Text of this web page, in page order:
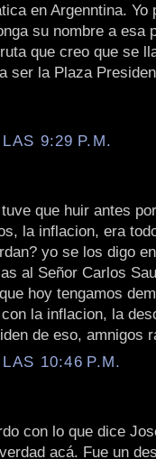
en Argenntina. Yo
su nombre a esa
que creo que se
ser la Plaza
9:29 P.M.
que huir antes
la inflacion, era
yo se los digo
al Señor Carlos
hoy tengamos
la inflacion, la
de eso, amnigos
10:46 P.M.
con lo que dice
acá. Fue un